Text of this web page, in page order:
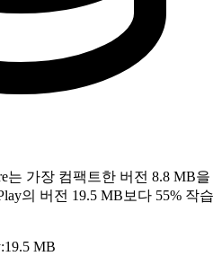
는 가장 컴팩트한 버전 8.8 MB을
의 버전 19.5 MB보다 55% 작습
:19.5 MB